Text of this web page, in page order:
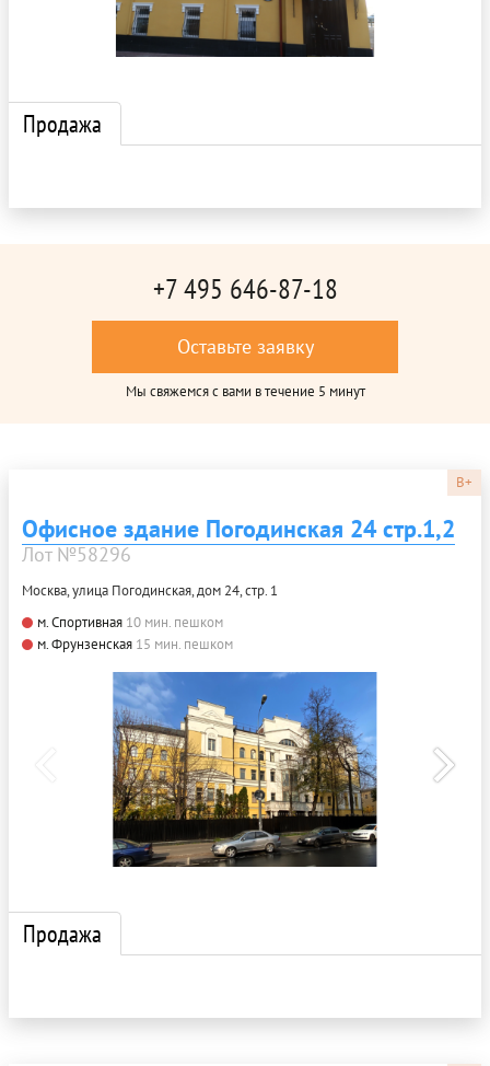
Продажа
+7 495 646-87-18
Оставьте заявку
Мы свяжемся с вами в течение 5 минут
B+
Офисное здание Погодинская 24 стр.1,2
Лот №58296
Москва, улица Погодинская, дом 24, стр. 1
м. Спортивная 10 мин. пешком
м. Фрунзенская 15 мин. пешком
Продажа